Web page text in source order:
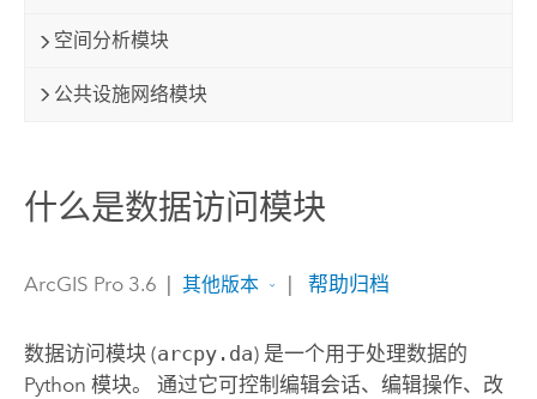
空间分析模块
公共设施网络模块
什么是数据访问模块
ArcGIS Pro 3.6 | 其他版本 | 帮助归档
数据访问模块 (arcpy.da) 是一个用于处理数据的
Python 模块。 通过它可控制编辑会话、编辑操作、改